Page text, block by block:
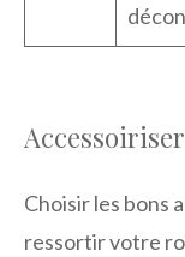
Choisir les bons
ressortir votre